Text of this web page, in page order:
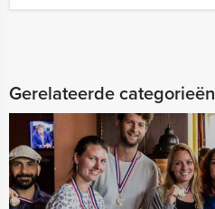
Gerelateerde categorieën